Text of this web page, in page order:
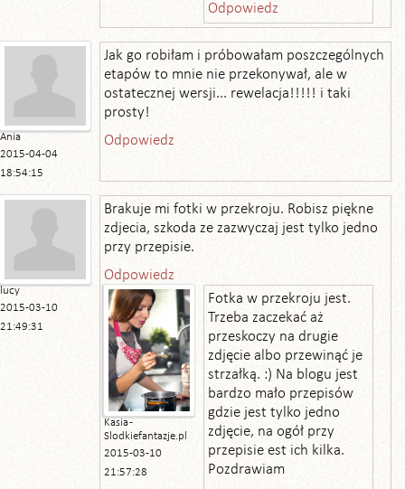
Odpowiedz
Ania
2015-04-04
18:54:15
Jak go robiłam i próbowałam poszczególnych
etapów to mnie nie przekonywał, ale w
ostatecznej wersji... rewelacja!!!!! i taki
prosty!
Odpowiedz
lucy
2015-03-10
21:49:31
Brakuje mi fotki w przekroju. Robisz piękne
zdjecia, szkoda ze zazwyczaj jest tylko jedno
przy przepisie.
Odpowiedz
Kasia -
Slodkiefantazje.pl
2015-03-10
21:57:28
Fotka w przekroju jest.
Trzeba zaczekać aż
przeskoczy na drugie
zdjęcie albo przewinąć je
strzałką. :) Na blogu jest
bardzo mało przepisów
gdzie jest tylko jedno
zdjęcie, na ogół przy
przepisie est ich kilka.
Pozdrawiam